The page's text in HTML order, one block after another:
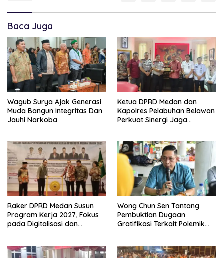
Baca Juga
Wagub Surya Ajak Generasi
Muda Bangun Integritas Dan
Jauhi Narkoba
Ketua DPRD Medan dan
Kapolres Pelabuhan Belawan
Perkuat Sinergi Jaga
Belawan
Raker DPRD Medan Susun
Program Kerja 2027, Fokus
pada Digitalisasi dan
Wong Chun Sen Tantang
Pembuktian Dugaan
Gratifikasi Terkait Polemik